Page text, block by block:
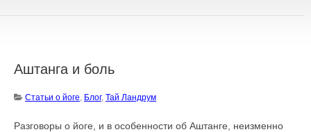
Аштанга и боль
Cтатьи о йоге, Блог, Тай Ландрум
Разговоры о йоге, и в особенности об Аштанге, неизменно